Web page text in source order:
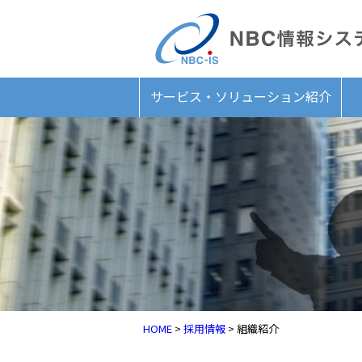
サービス・ソリューション紹介
HOME > 採用情報 > 組織紹介